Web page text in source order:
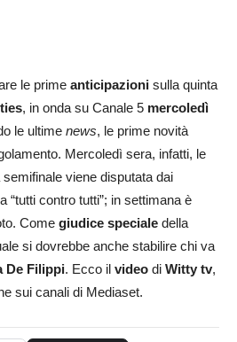
le prime anticipazioni sulla quinta
, in onda su Canale 5 mercoledì
le ultime news, le prime novità
Mercoledì sera, infatti, le
viene disputata dai
“tutti contro tutti”; in settimana è
Come giudice speciale della
si dovrebbe anche stabilire chi va
De Filippi. Ecco il video di Witty tv,
sui canali di Mediaset.